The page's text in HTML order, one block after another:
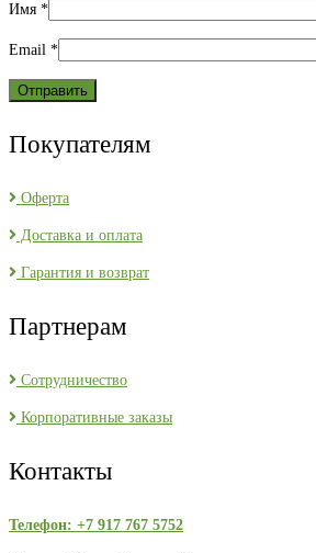
Имя *
Email *
Покупателям
Оферта
Доставка и оплата
Гарантия и возврат
Партнерам
Сотрудничество
Корпоративные заказы
Контакты
Телефон: +7 917 767 5752